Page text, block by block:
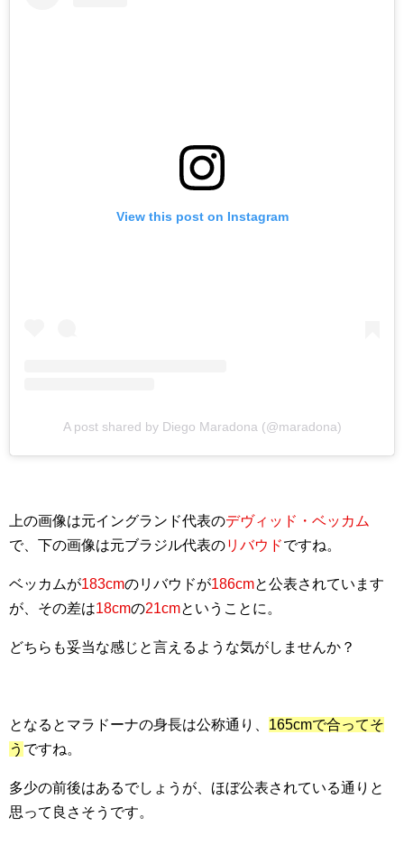
View this post on Instagram
A post shared by Diego Maradona (@maradona)
上の画像は元イングランド代表のデヴィッド・ベッカム
で、下の画像は元ブラジル代表のリバウドですね。
ベッカムが183cmのリバウドが186cmと公表されています
が、その差は18cmの21cmということに。
どちらも妥当な感じと言えるような気がしませんか？
となるとマラドーナの身長は公称通り、 165cmで合ってそ
う ですね。
多少の前後はあるでしょうが、ほぼ公表されている通りと
思って良さそうです。